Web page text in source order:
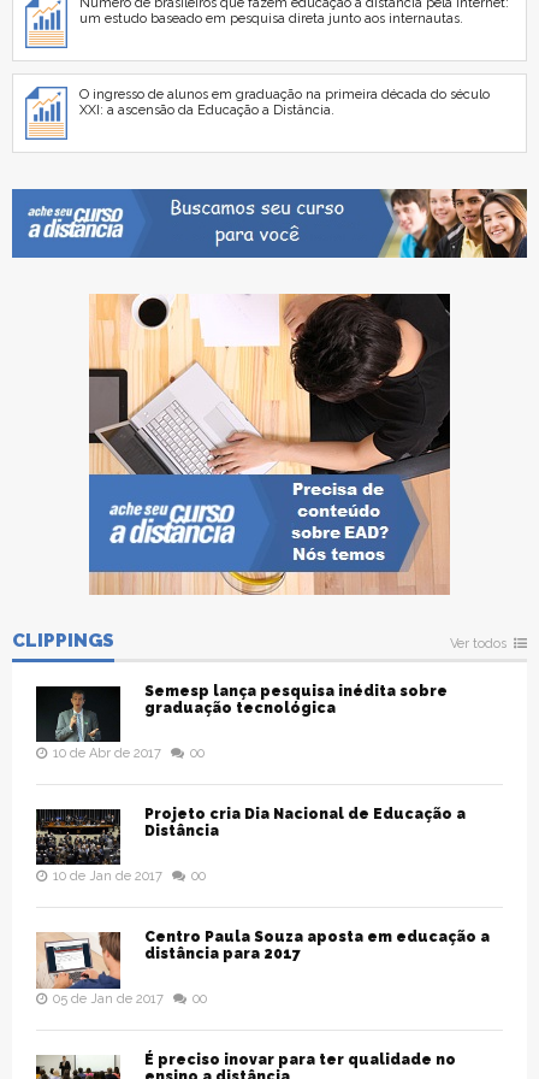
um estudo baseado em pesquisa direta junto aos internautas.
O ingresso de alunos em graduação na primeira década do século
XXI: a ascensão da Educação a Distância.
CLIPPINGS Ver todos
Semesp lança pesquisa inédita sobre
graduação tecnológica
10 de Abr de 2017 00
Projeto cria Dia Nacional de Educação a
Distância
10 de Jan de 2017 00
Centro Paula Souza aposta em educação a
distância para 2017
05 de Jan de 2017 00
É preciso inovar para ter qualidade no